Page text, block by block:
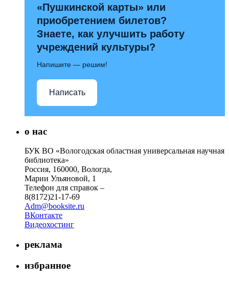
«Пушкинской карты» или
приобретением билетов?
Знаете, как улучшить работу
учреждений культуры?
Напишите — решим!
Написать
о нас
БУК ВО «Вологодская областная универсальная научная
библиотека»
Россия, 160000, Вологда,
Марии Ульяновой, 1
Телефон для справок –
8(8172)21-17-69
Adm@booksite.ru
ВКонтакте
Видеохостинг
реклама
избранное